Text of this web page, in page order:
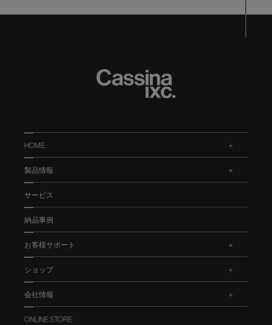
HOME
製品情報
サービス
納品事例
お客様サポート
ショップ
会社情報
ONLINE STORE